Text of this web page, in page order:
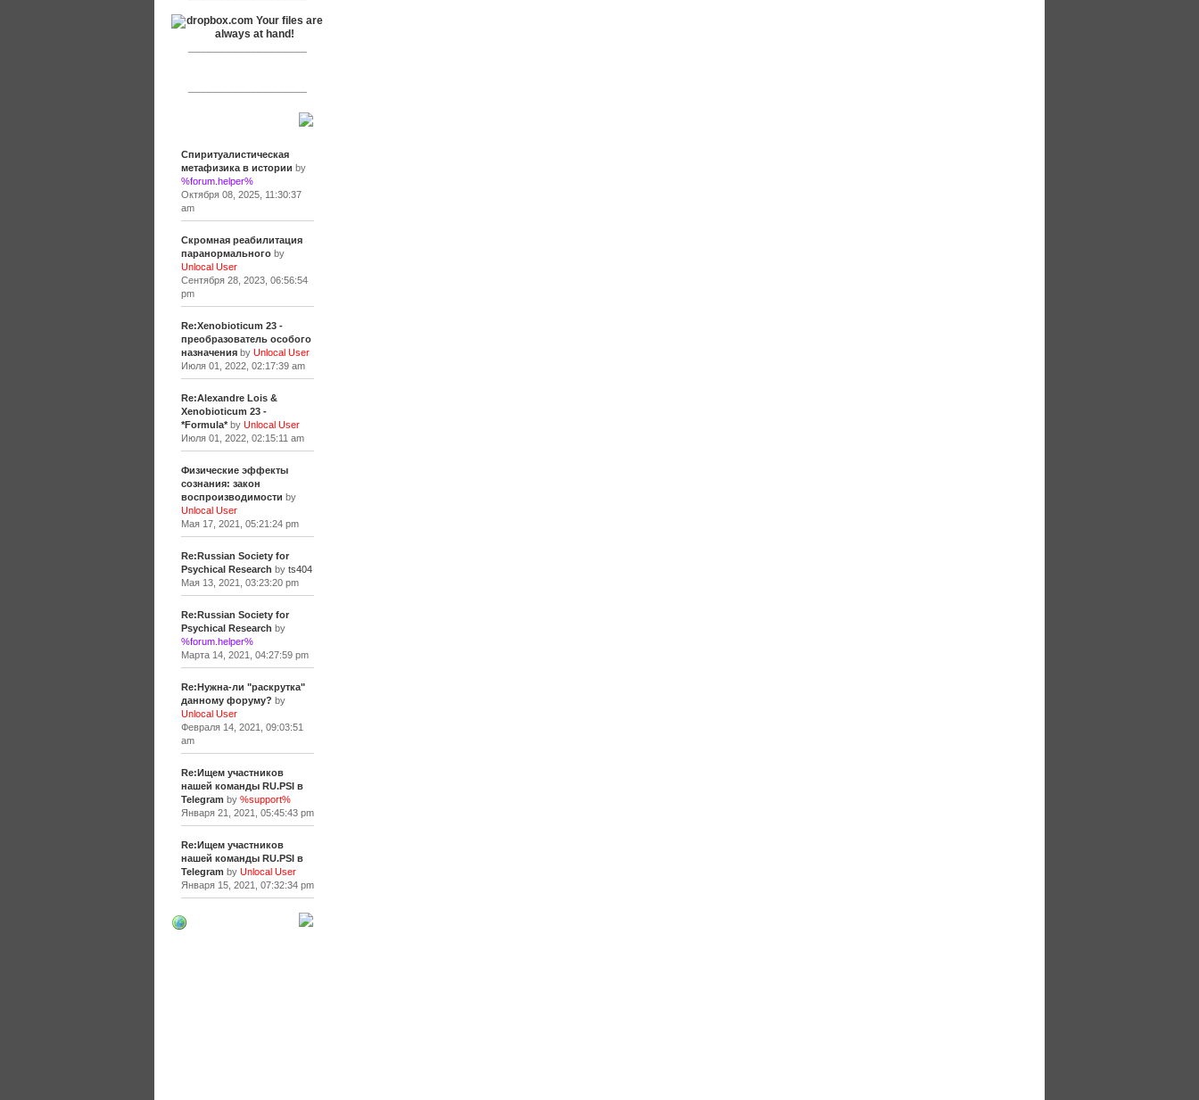
Спиритуалистическая
метафизика в истории by
%forum.helper%
Октября 08, 2025, 11:30:37
am
Скромная реабилитация
паранормальногоby
Unlocal User
Сентября 28, 2023, 06:56:54
pm
Re:Xenobioticum 23 -
преобразователь особого
назначенияby Unlocal User
Июля 01, 2022, 02:17:39 am
Re:Alexandre Lois &
Xenobioticum 23 -
*Formula*by Unlocal User
Июля 01, 2022, 02:15:11 am
Физические эффекты
сознания: закон
воспроизводимости by
Unlocal User
Мая 17, 2021, 05:21:24 pm
Re:Russian Society for
Psychical Research by ts404
Мая 13, 2021, 03:23:20 pm
Re:Russian Society for
Psychical Research by
%forum.helper%
Марта 14, 2021, 04:27:59 pm
Re:Нужна-ли "раскрутка"
данному форуму? by
Unlocal User
Февраля 14, 2021, 09:03:51
am
Re:Ищем участников
нашей команды RU.PSI в
Telegram by %support%
Января 21, 2021, 05:45:43 pm
Re:Ищем участников
нашей команды RU.PSI в
Telegram by Unlocal User
Января 15, 2021, 07:32:34 pm